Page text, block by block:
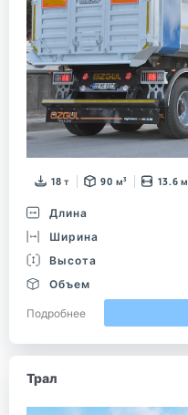
18 т 90 м³ 13.6 м
Длина
Ширина
Высота
Объем
Подробнее
Трал